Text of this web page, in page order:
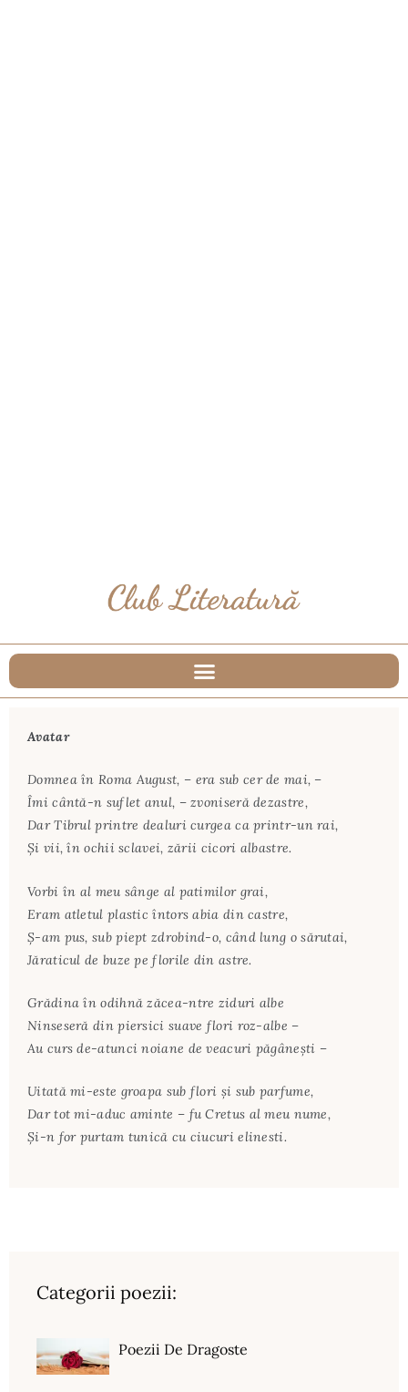
Avatar
Domnea în Roma August, – era sub cer de mai, –
Îmi cântă-n suflet anul, – zvoniseră dezastre,
Dar Tibrul printre dealuri curgea ca printr-un rai,
Şi vii, în ochii sclavei, zării cicori albastre.
Vorbi în al meu sânge al patimilor grai,
Eram atletul plastic întors abia din castre,
Ș-am pus, sub piept zdrobind-o, când lung o sărutai,
Jăraticul de buze pe florile din astre.
Grădina în odihnă zăcea-ntre ziduri albe
Ninseseră din piersici suave flori roz-albe –
Au curs de-atunci noiane de veacuri păgâneşti –
Uitată mi-este groapa sub flori şi sub parfume,
Dar tot mi-aduc aminte – fu Cretus al meu nume,
Şi-n for purtam tunică cu ciucuri elinesti.
Categorii poezii:
Poezii De Dragoste